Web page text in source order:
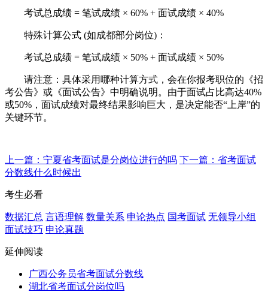
考试总成绩 = 笔试成绩 × 60% + 面试成绩 × 40%
特殊计算公式 (如成都部分岗位)：
考试总成绩 = 笔试成绩 × 50% + 面试成绩 × 50%
请注意：具体采用哪种计算方式，会在你报考职位的《招
考公告》或《面试公告》中明确说明。由于面试占比高达40%
或50%，面试成绩对最终结果影响巨大，是决定能否“上岸”的
关键环节。
上一篇：宁夏省考面试是分岗位进行的吗 下一篇：省考面试
分数线什么时候出
考生必看
数据汇总 言语理解 数量关系 申论热点 国考面试 无领导小组
面试技巧 申论真题
延伸阅读
广西公务员省考面试分数线
湖北省考面试分岗位吗